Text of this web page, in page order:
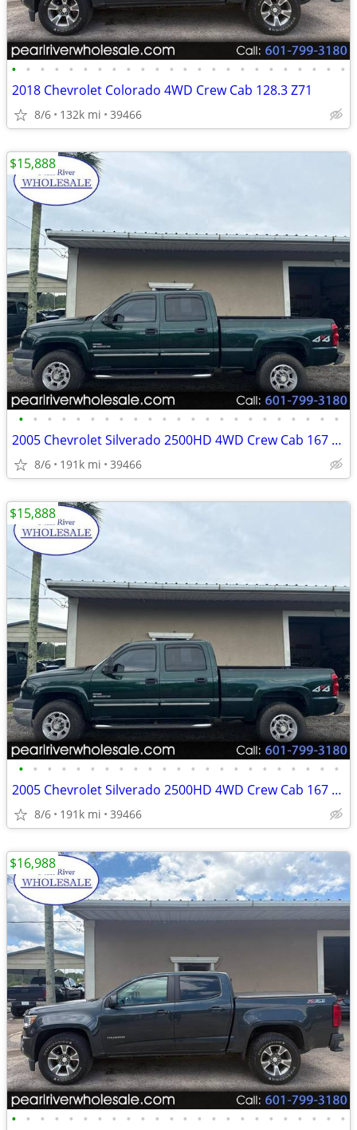
• • • • • • • • • • • • • • • • • • • • • • • •
2018 Chevrolet Colorado 4WD Crew Cab 128.3 Z71
8/6 132k mi 39466
• • • • • • • • • • • • • • • • • • • • • • •
2005 Chevrolet Silverado 2500HD 4WD Crew Cab 167 LT w/1LT
8/6 191k mi 39466
$15,888
• • • • • • • • • • • • • • • • • • • • • • •
2005 Chevrolet Silverado 2500HD 4WD Crew Cab 167 LT w/1LT
8/6 191k mi 39466
$15,888
• • • • • • • • • • • • • • • • • • • • • • • •
$16,988